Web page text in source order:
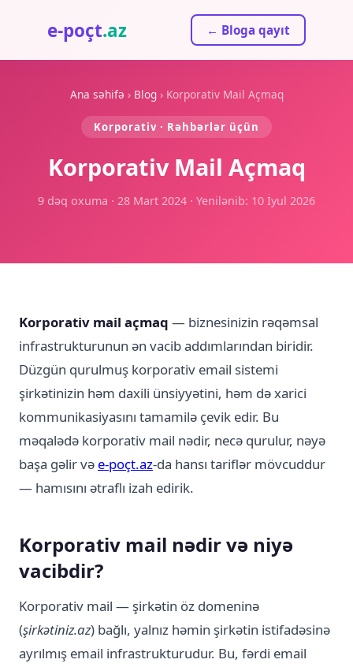
e-poçt.az ← Bloga qayıt
Ana səhifə › Blog› Korporativ Mail Açmaq
Korporativ · Rəhbərlər üçün
Korporativ Mail Açmaq
9 dəq oxuma · 28 Mart 2024 · Yenilənib: 10 İyul 2026
Korporativ mail açmaq — biznesinizin rəqəmsal
infrastrukturunun ən vacib addımlarından biridir.
Düzgün qurulmuş korporativ email sistemi
şirkətinizin həm daxili ünsiyyətini, həm də xarici
kommunikasiyasını tamamilə çevik edir. Bu
məqalədə korporativ mail nədir, necə qurulur, nəyə
başa gəlir və e-poçt.az-da hansı tariflər mövcuddur
— hamısını ətraflı izah edirik.
Korporativ mail nədir və niyə
vacibdir?
Korporativ mail — şirkətin öz domeninə
(şirkətiniz.az) bağlı, yalnız həmin şirkətin istifadəsinə
ayrılmış email infrastrukturudur. Bu, fərdi email